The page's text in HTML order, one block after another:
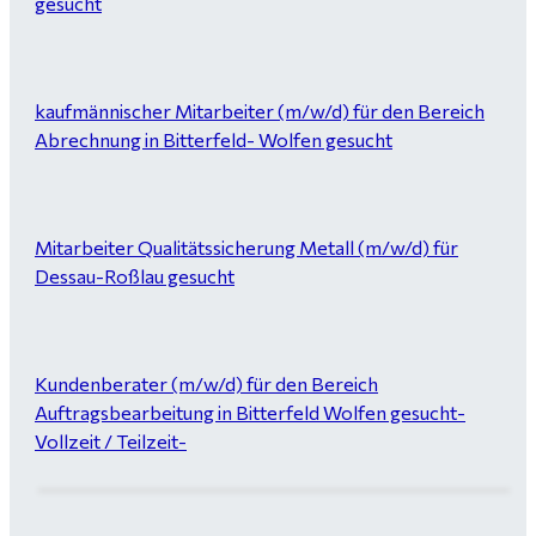
kaufmännischer Mitarbeiter (m/w/d) für den Bereich
Abrechnung in Bitterfeld- Wolfen gesucht
Mitarbeiter Qualitätssicherung Metall (m/w/d) für
Dessau-Roßlau gesucht
Kundenberater (m/w/d) für den Bereich
Auftragsbearbeitung in Bitterfeld Wolfen gesucht-
Vollzeit / Teilzeit-